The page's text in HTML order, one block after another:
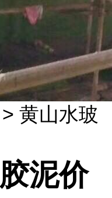
> 黄山水玻
泥价